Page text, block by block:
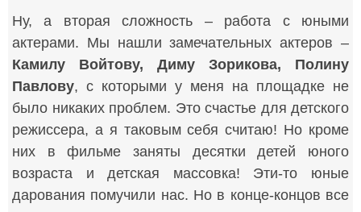
Ну, а вторая сложность – работа с юными
актерами. Мы нашли замечательных актеров –
Камилу Войтову, Диму Зорикова, Полину
Павлову, с которыми у меня на площадке не
было никаких проблем. Это счастье для детского
режиссера, а я таковым себя считаю! Но кроме
них в фильме заняты десятки детей юного
возраста и детская массовка! Эти-то юные
дарования помучили нас. Но в конце-концов все